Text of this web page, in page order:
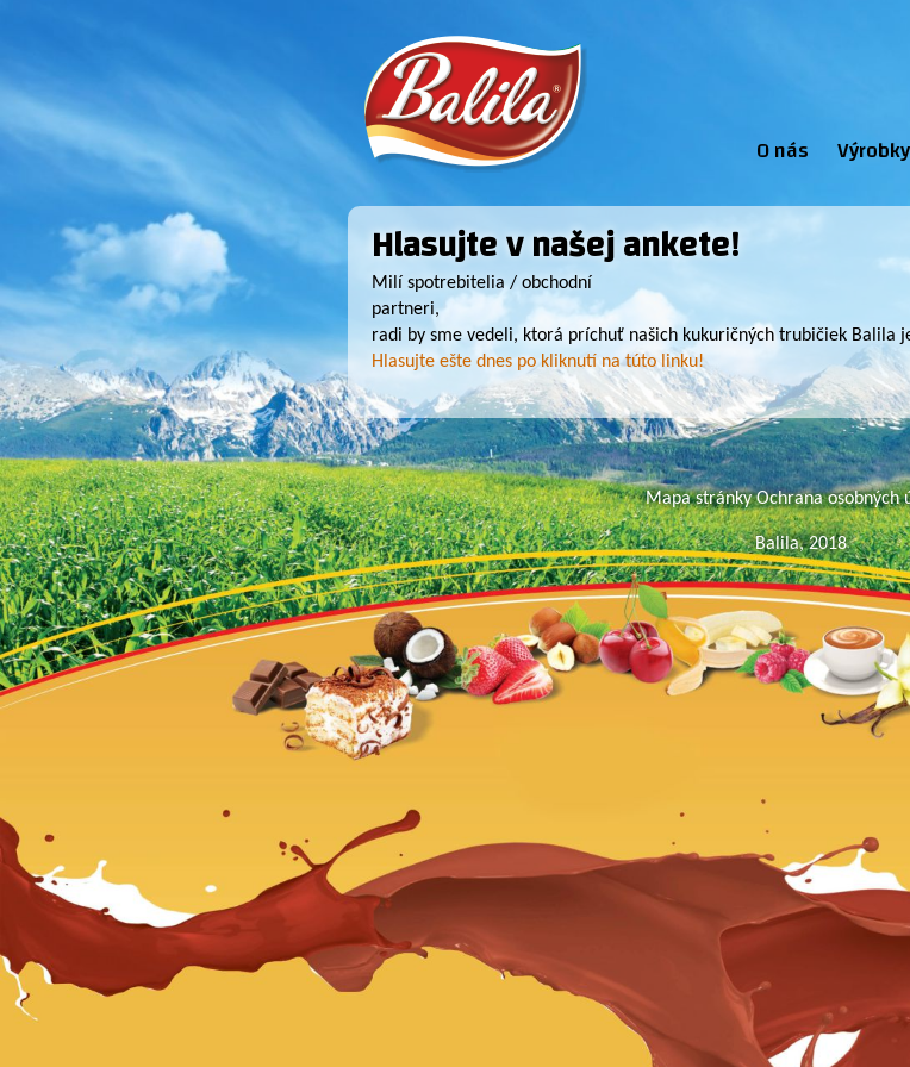
Balila -
Kukuričná
trubička
plnená
lahodným
krémom,
ktorá je
dokonalou
kombináciou
zážitku
O nás Výrobky
Hlasujte v našej ankete!
Milí spotrebitelia / obchodní
partneri,
radi by sme vedeli, ktorá príchuť našich kukuričných trubičiek Balila
Hlasujte ešte dnes po kliknutí na túto linku!
Mapa stránky Ochrana osobných
Balila, 2018